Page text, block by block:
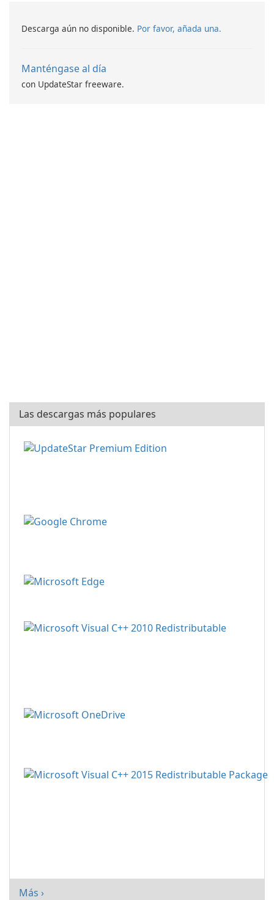
Descarga aún no disponible. Por favor, añada una.
Manténgase al día
con UpdateStar freeware.
Las descargas más populares
Más ›